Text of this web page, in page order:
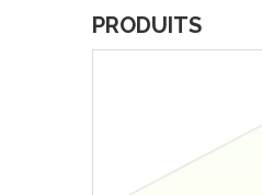
PRODUITS